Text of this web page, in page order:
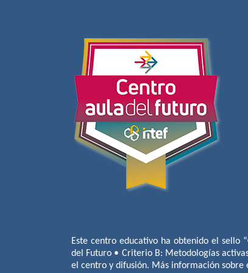
Este centro educativo ha obtenido el sello
del Futuro • Criterio B: Metodologías
el centro y difusión. Más información sobre